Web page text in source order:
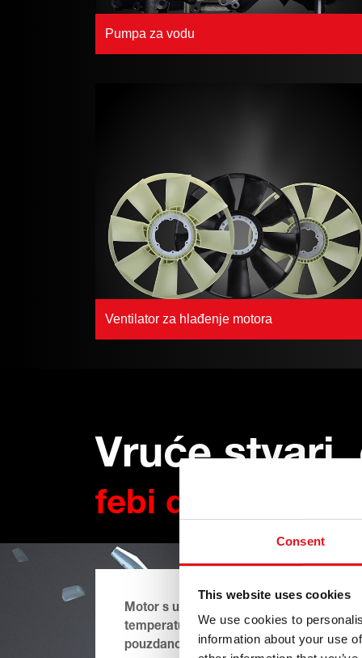
Consent
This website uses cookies
We use cookies to
information about your use
Pumpa za vodu
Ventilator za hlađenje motora
Vruće
febi dijelovi za
Motor s unutarnjim izgaranjem mora
temperaturnog raspona kako bi
pouzdano.